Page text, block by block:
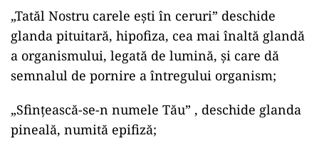
„Tatăl Nostru carele eşti în ceruri” deschide
glanda pituitară, hipofiza, cea mai înaltă glandă
a organismului, legată de lumină, și care dă
semnalul de pornire a întregului organism;
„Sfințească-se-n numele Tău” , deschide glanda
pineală, numită epifiză;